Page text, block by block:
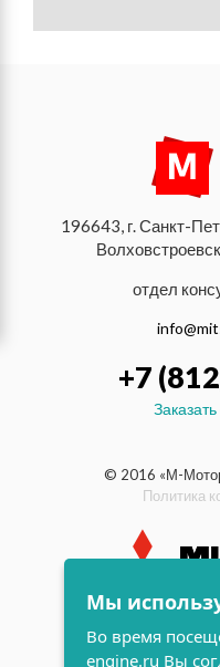
196643, г. Санкт-
отдел
+7
© 2016 «М-
Политика
Мы
Во время
engine.ru Вы